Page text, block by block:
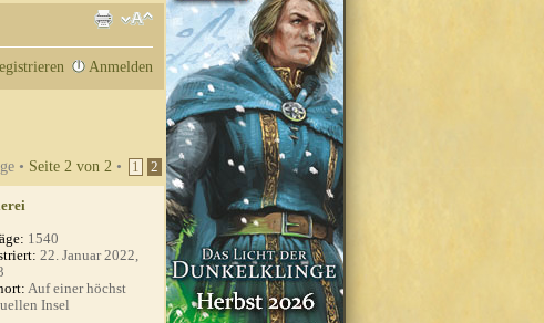
Anmelden
• Seite 2 von 2 • 1 2
1540
22. Januar 2022,
Auf einer höchst
Insel